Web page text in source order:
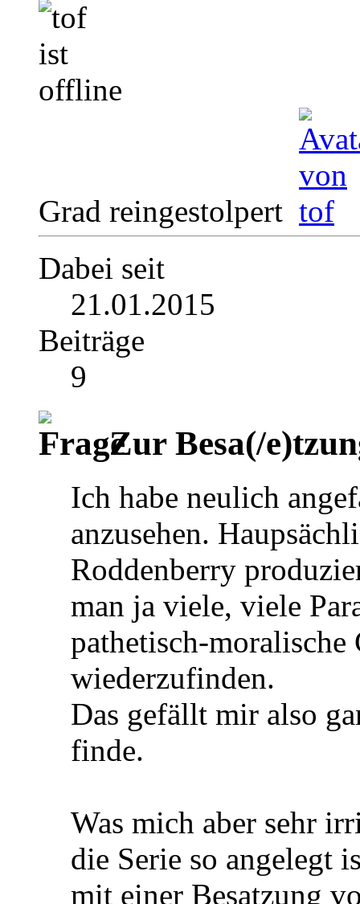
Grad reingestolpert
Dabei seit
21.01.2015
Beiträge
9
Zur Besa(/
Ich habe neulich
anzusehen.
Roddenberry
man ja viele, viele
pathetisch-
wiederzufinden.
Das gefällt mir also
finde.
Was mich aber sehr
die Serie so angelegt
mit einer Besatzung